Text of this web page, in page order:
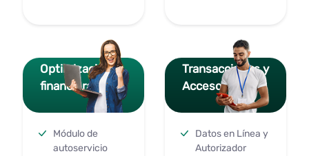
Optimización
financiera
Módulo de
autoservicio
Transacciones y
Acceso
Datos en Línea y
Autorizador